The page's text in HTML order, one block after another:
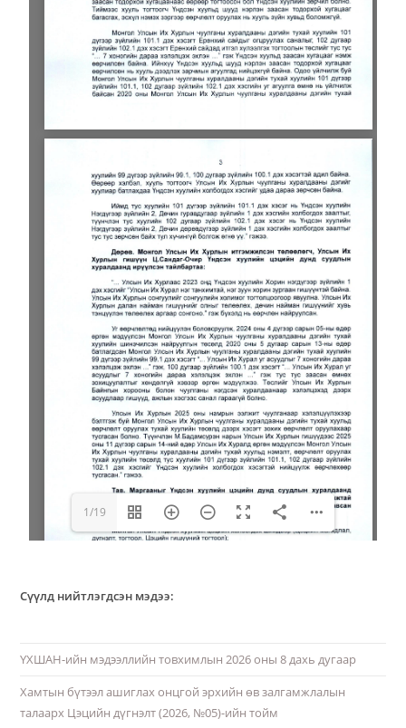
1/19
Сүүлд нийтлэгдсэн мэдээ:
ҮХШАН-ийн мэдээллийн товхимлын 2026 оны 8 дахь дугаар
Хамтын бүтээл ашиглах онцгой эрхийн өв залгамжлалын
талаарх Цэцийн дүгнэлт (2026, №05)-ийн тойм